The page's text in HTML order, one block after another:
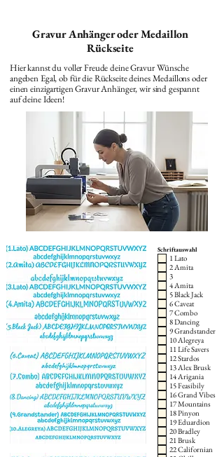
Gravur Anhänger oder Medaillon
Rückseite
Hier kannst du voller Freude deine Gravur Wünsche
angeben Egal, ob für die Rückseite deines Medaillons oder
einen einzigartigen Gravur Anhänger, wir sind gespannt
auf deine Ideen!
Schriftauswahl
1 Lato
2 Amita
3
4 Amita
5 Black Jack
6 Caveat
7 Combo
8 Dancing
9 Grandstander
10 Alegreya
11 Life Savers
12 Stardos
13 Alex Brusk
14 Arigania
15 Feasibily
16 Grand Vibes
17 Mountains
18 Pinyon
19 Eduardion
20 Bradley
21 Brusk
22 Californian